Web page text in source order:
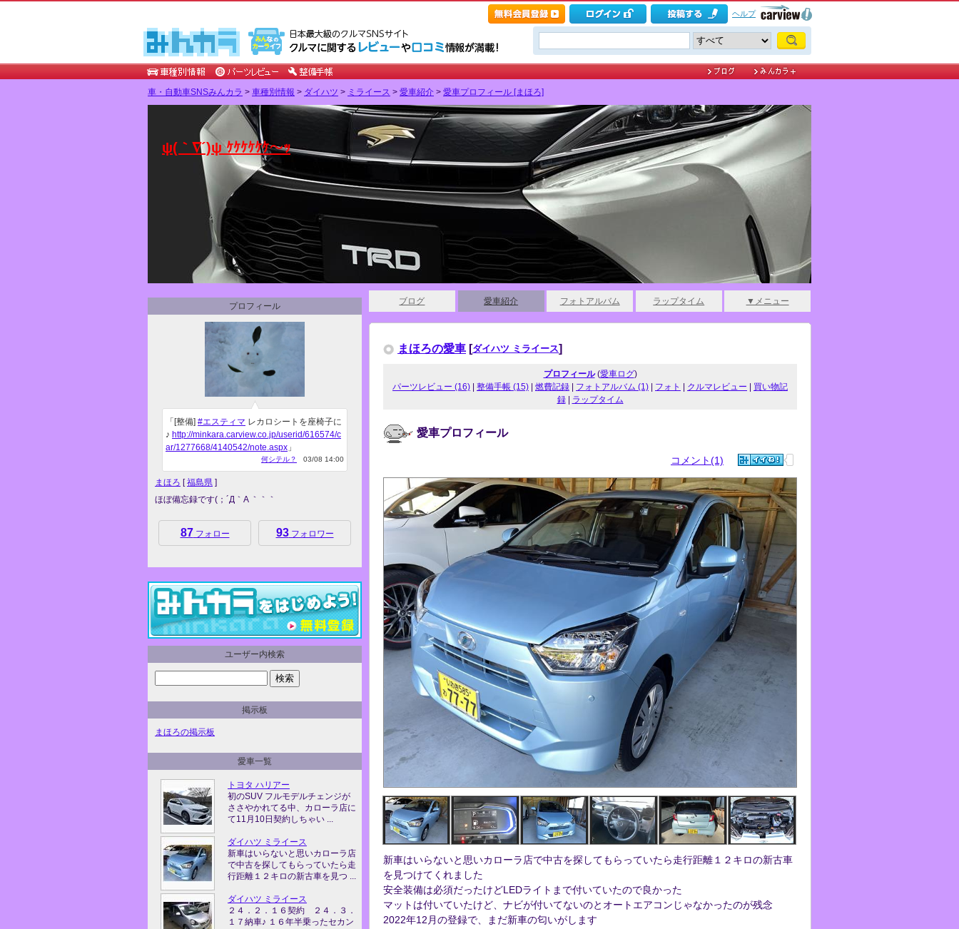
ヘルプ
車・自動車SNSみんカラ > 車種別情報 > ダイハツ > ミライース > 愛車紹介 > 愛車プロフィール [まほろ]
ψ(｀∇´)ψ ｹｹｹｹｹｹ～ｯ
ブログ 愛車紹介 フォトアルバム ラップタイム ▼メニュー
まほろの愛車 [ダイハツ ミライース]
プロフィール(愛車ログ)
パーツレビュー (16)
整備手帳 (15) 燃費記録 フォトアルバム (1) フォト クルマレビュー
買い物記
録| ラップタイム
愛車プロフィール
コメント(1)
新車はいらないと思いカローラ店で中古を探してもらっていたら走行距離１２キロの新古車
を見つけてくれました
安全装備は必須だったけどLEDライトまで付いていたので良かった
マットは付いていたけど、ナビが付いてないのとオートエアコンじゃなかったのが残念
2022年12月の登録で、まだ新車の匂いがします
プロフィール
「[整備] #エスティマ レカロシートを座椅子に
♪ http://minkara.carview.co.jp/userid/616574/c
ar/1277668/4140542/note.aspx 」
何シテル？ 03/08 14:00
まほろ [福島県 ]
ほぼ備忘録です(；´Д｀A ｀｀｀
87 フォロー 93フォロワー
ユーザー内検索
掲示板
まほろの掲示板
愛車一覧
トヨタ ハリアー
初のSUV フルモデルチェンジが
ささやかれてる中、カローラ店に
て11月10日契約しちゃい ...
ダイハツ ミライース
新車はいらないと思いカローラ店
で中古を探してもらっていたら走
行距離１２キロの新古車を見つ ...
ダイハツ ミライース
２４．２．１６契約 ２４．３．
１７納車♪ １６年半乗ったセカン